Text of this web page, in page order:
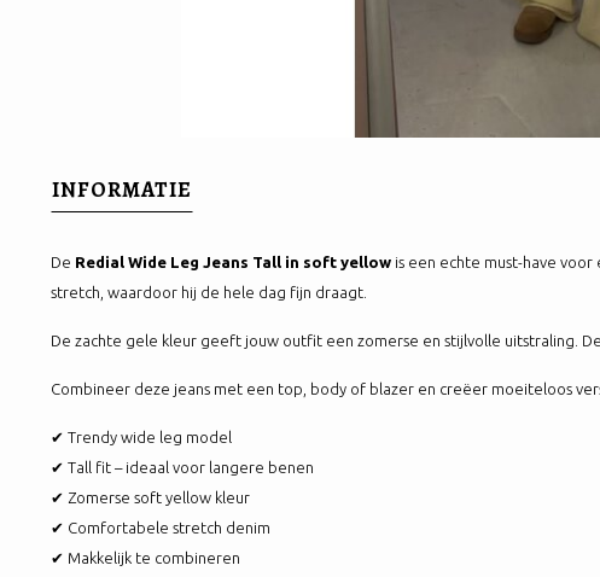
INFORMATIE
De Redial Wide Leg Jeans Tall in soft yellow is een echte must-have
stretch, waardoor hij de hele dag fijn draagt.
De zachte gele kleur geeft jouw outfit een zomerse en stijlvolle uitstraling.
Combineer deze jeans met een top, body of blazer en creëer moeiteloos
✔ Trendy wide leg model
✔ Tall fit – ideaal voor langere benen
✔ Zomerse soft yellow kleur
✔ Comfortabele stretch denim
✔ Makkelijk te combineren